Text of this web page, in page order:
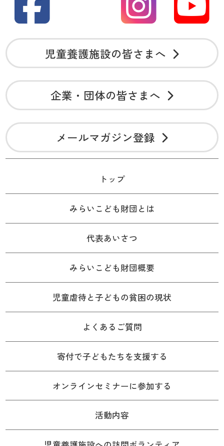
児童養護施設の皆さまへ
企業・団体の皆さまへ
メールマガジン登録
トップ
みらいこども財団とは
代表あいさつ
みらいこども財団概要
児童虐待と子どもの貧困の現状
よくあるご質問
寄付で子どもたちを支援する
オンラインセミナーに参加する
活動内容